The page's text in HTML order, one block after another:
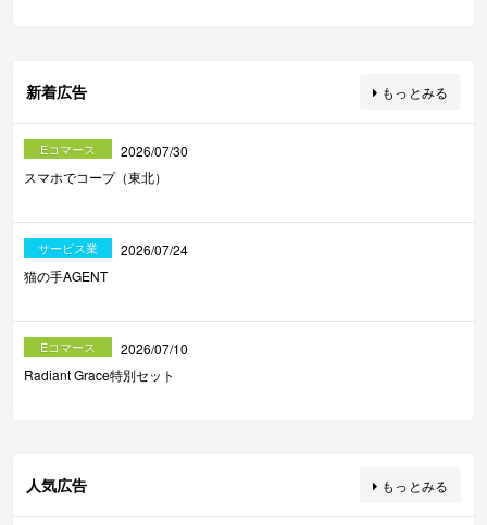
新着広告 もっとみる
Eコマース
2026/07/30
スマホでコープ（東北）
サービス業
2026/07/24
猫の手AGENT
Eコマース
2026/07/10
Radiant Grace特別セット
人気広告 もっとみる